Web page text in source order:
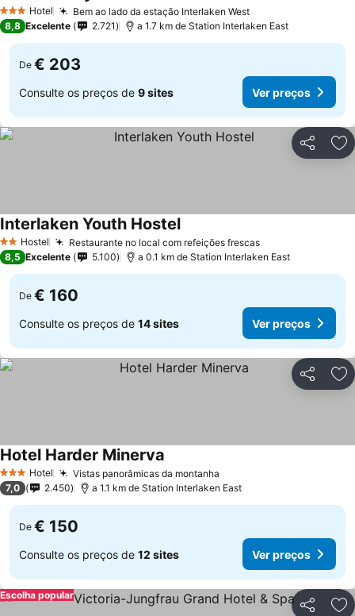
3 EstrelasHotel Bem ao lado da estação Interlaken West
8,8 Excelente 2.721 a 1.7 km de Station Interlaken East
De € 203
Consulte os preços de 9 sites Ver preços
Partilhar
2 Estrelas
Hostel Restaurante no local com refeições frescas
Interlaken Youth Hostel
8,5 Excelente 5.100 a 0.1 km de Station Interlaken East
De € 160
Consulte os preços de 14 sites Ver preços
Partilhar
3 EstrelasHotel Vistas panorâmicas da montanha
Hotel Harder Minerva
7,0 2.450 a 1.1 km de Station Interlaken East
De € 150
Consulte os preços de 12 sites Ver preços
Partilhar
Escolha popular